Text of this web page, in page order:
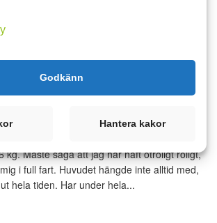
kg. Måste säga att jag har haft otroligt roligt,
i full fart. Huvudet hängde inte alltid med,
hela tiden. Har under hela...
Godkänn
Hantera kakor